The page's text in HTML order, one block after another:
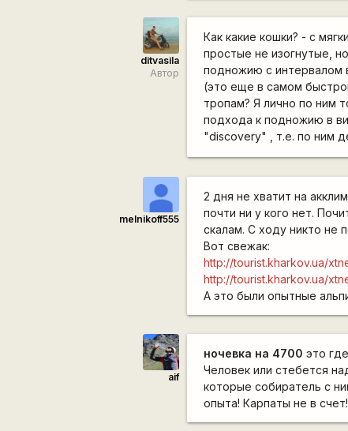
ditvasila
Автор
Как какие кошки? - с
простые не изогнутые,
подножию с интервалом
(это еще в самом
тропам? Я лично по ним
подхода к подножию в
"discovery" , т.е. по ним
melnikoff555
2 дня не хватит на
почти ни у кого нет.
скалам. С ходу никто не
Вот свежак:
http://tourist.kharkov.ua/
http://tourist.kharkov.ua/
А это были опытные
aif
ночевка на 4700 это
Человек или стебется
которые собиратель с
опыта! Карпаты не в